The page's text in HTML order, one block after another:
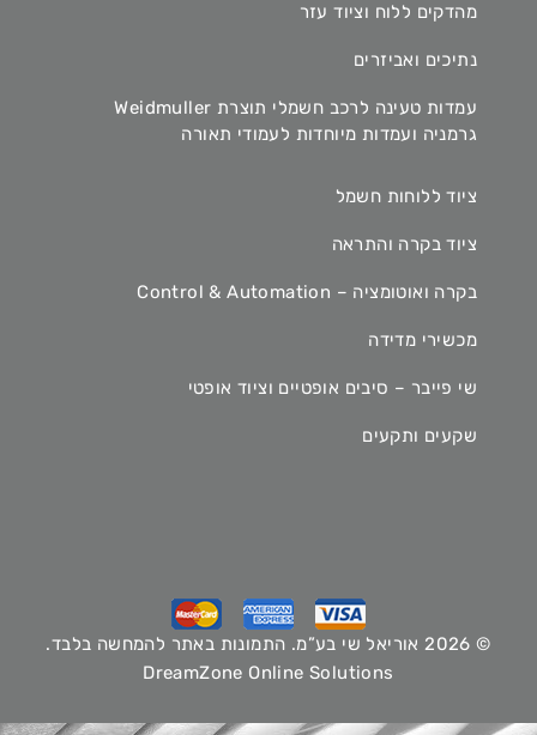
מהדקים ללוח וציוד עזר
נתיכים ואביזרים
עמדות טעינה לרכב חשמלי תוצרת Weidmuller
גרמניה ועמדות מיוחדות לעמודי תאורה
ציוד ללוחות חשמל
ציוד בקרה והתראה
בקרה ואוטומציה – Control & Automation
מכשירי מדידה
שי פייבר – סיבים אופטיים וציוד אופטי
שקעים ותקעים
© 2026 אוריאל שי בע”מ. התמונות באתר להמחשה בלבד.
DreamZone Online Solutions